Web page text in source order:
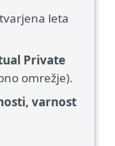
leta
Private
omrežje).
varnost